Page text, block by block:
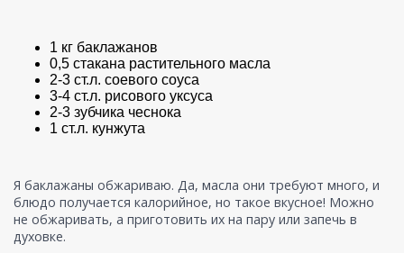
1 кг баклажанов
0,5 стакана растительного масла
2-3 ст.л. соевого соуса
3-4 ст.л. рисового уксуса
2-3 зубчика чеснока
1 ст.л. кунжута
Я баклажаны обжариваю. Да, масла они требуют много, и
блюдо получается калорийное, но такое вкусное! Можно
не обжаривать, а приготовить их на пару или запечь в
духовке.